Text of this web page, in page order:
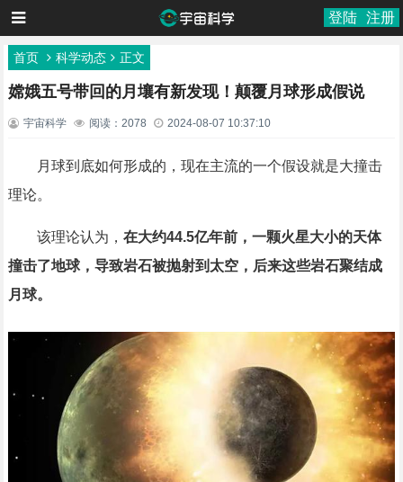
登陆 注册
首页 科学动态 正文
嫦娥五号带回的月壤有新发现！颠覆月球形成假说
宇宙科学 阅读：2078 2024-08-07 10:37:10
月球到底如何形成的，现在主流的一个假设就是大撞击
理论。
该理论认为， 在大约44.5亿年前，一颗火星大小的天体
撞击了地球，导致岩石被抛射到太空，后来这些岩石聚结成
月球。